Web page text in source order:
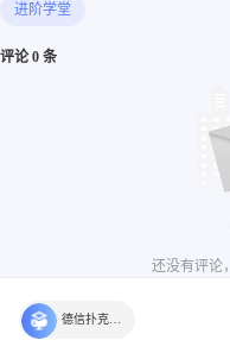
进阶学堂
评论 0 条
还没有评论